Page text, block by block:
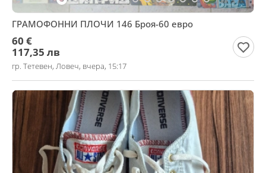
ГРАМОФОННИ ПЛОЧИ 146 Броя-60 евро
60 €
117,35 лв
гр. Тетевен, Ловеч, вчера, 15:17